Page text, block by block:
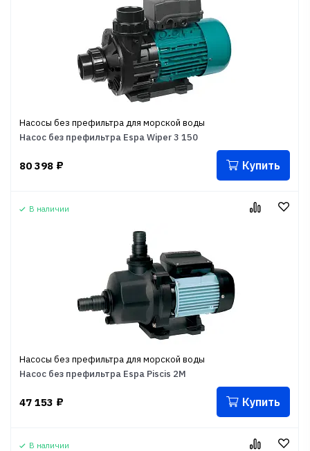
Насосы без префильтра для морской воды
Насос без префильтра Espa Wiper 3 150
80 398 ₽ Купить
В наличии
Насосы без префильтра для морской воды
Насос без префильтра Espa Piscis 2M
47 153 ₽ Купить
В наличии